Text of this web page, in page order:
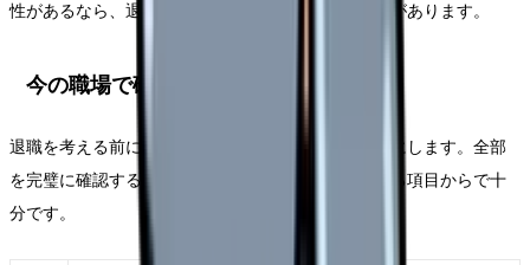
性があるなら、退職前にその選択肢を確認する価値があります。
今の職場で確認したいチェックリスト
退職を考える前に、今の職場で確認できることを表にします。全部
を完璧に確認する必要はありません。自分に関係する項目からで十
分です。